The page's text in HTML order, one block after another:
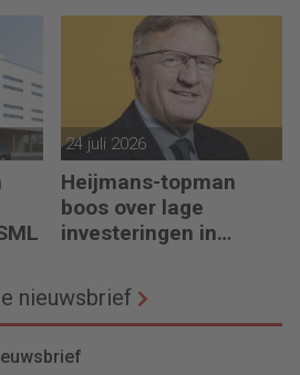
24 juli 2026
Heijmans-topman
boos over lage
investeringen in
nieuwsbrief